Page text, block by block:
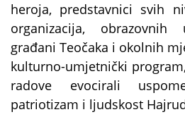
heroja, predstavnici svih
organizacija,
građani Teočaka i okolnih
kulturno-umjetnički
radove evocirali
patriotizam i ljudskost